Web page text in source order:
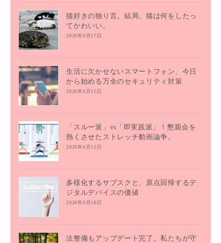
猫好きの独り言。結局、猫は何をしたっ
てかわいい。
2026年6月17日
生活に欠かせないスマートフォン、今日
から始める万全のセキュリティ対策
2026年6月15日
「スルー派」vs「即実践派」！懇親会を
熱くさせたストレッチ動画論争。
2026年6月12日
多様化するサブスクと、原点回帰するデ
ジタルデバイスの価値
2026年6月10日
法整備もアップデート完了。私たちが守